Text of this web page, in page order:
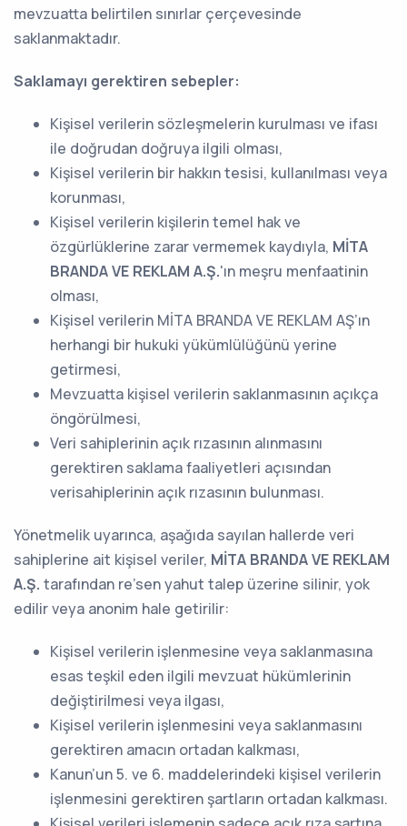
mevzuatta belirtilen sınırlar çerçevesinde
saklanmaktadır.
Saklamayı gerektiren sebepler:
Kişisel verilerin sözleşmelerin kurulması ve ifası
ile doğrudan doğruya ilgili olması,
Kişisel verilerin bir hakkın tesisi, kullanılması veya
korunması,
Kişisel verilerin kişilerin temel hak ve
özgürlüklerine zarar vermemek kaydıyla, MİTA
BRANDA VE REKLAM A.Ş.'ın meşru menfaatinin
olması,
Kişisel verilerin MİTA BRANDA VE REKLAM AŞ’ın
herhangi bir hukuki yükümlülüğünü yerine
getirmesi,
Mevzuatta kişisel verilerin saklanmasının açıkça
öngörülmesi,
Veri sahiplerinin açık rızasının alınmasını
gerektiren saklama faaliyetleri açısından
verisahiplerinin açık rızasının bulunması.
Yönetmelik uyarınca, aşağıda sayılan hallerde veri
sahiplerine ait kişisel veriler, MİTA BRANDA VE REKLAM
A.Ş. tarafından re’sen yahut talep üzerine silinir, yok
edilir veya anonim hale getirilir:
Kişisel verilerin işlenmesine veya saklanmasına
esas teşkil eden ilgili mevzuat hükümlerinin
değiştirilmesi veya ilgası,
Kişisel verilerin işlenmesini veya saklanmasını
gerektiren amacın ortadan kalkması,
Kanun’un 5. ve 6. maddelerindeki kişisel verilerin
işlenmesini gerektiren şartların ortadan kalkması.